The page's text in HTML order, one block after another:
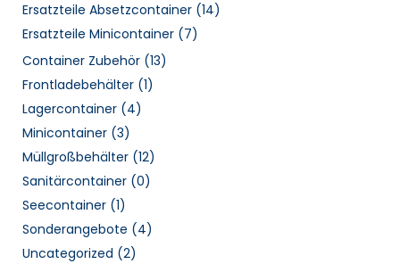
Ersatzteile Absetzcontainer (14)
Ersatzteile Minicontainer (7)
Container Zubehör (13)
Frontladebehälter (1)
Lagercontainer (4)
Minicontainer (3)
Müllgroßbehälter (12)
Sanitärcontainer (0)
Seecontainer (1)
Sonderangebote (4)
Uncategorized (2)